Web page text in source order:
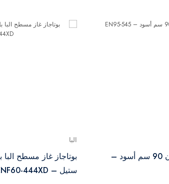
بوتاجاز غاز مسطح البا بلت إن 90 سم أسود –
البا
ستيل – ENF60-444XD